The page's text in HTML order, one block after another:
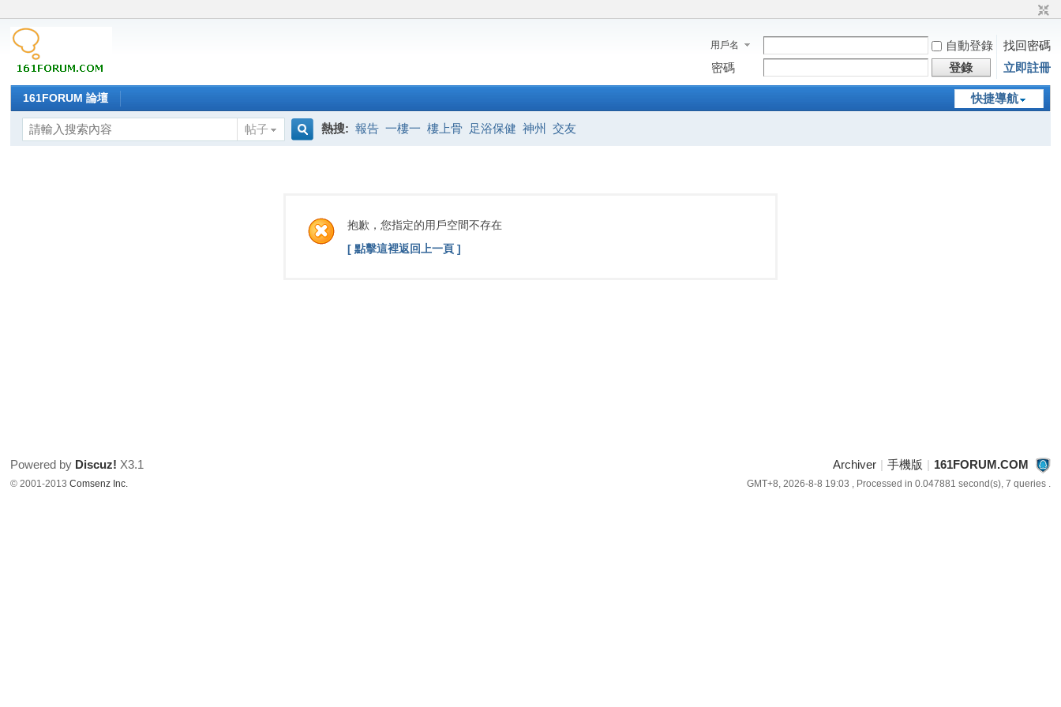
用戶名 自動登錄
找回密碼
密碼
登錄 立即註冊
快捷導航
161FORUM 論壇
帖子
熱搜: 報告 一樓一 樓上骨 足浴保健 神州 交友
抱歉，您指定的用戶空間不存在
[ 點擊這裡返回上一頁 ]
Archiver | 手機版 | 161FORUM.COM
GMT+8, 2026-8-8 19:03 , Processed in 0.047881 second(s), 7 queries .
Powered by Discuz! X3.1
© 2001-2013Comsenz Inc.